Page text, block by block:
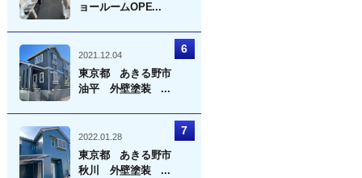
ョールームOPE...
2021.12.04
東京都 あきる野市
油平 外壁塗装 ...
2022.01.28
東京都 あきる野市
秋川 外壁塗装 ...